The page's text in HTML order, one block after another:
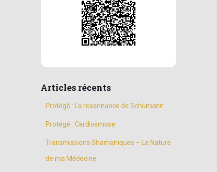
Articles récents
Protégé : La résonnance de Schumann
Protégé : Cardiosmose
Transmissions Shamaniques – La Nature
de ma Médecine